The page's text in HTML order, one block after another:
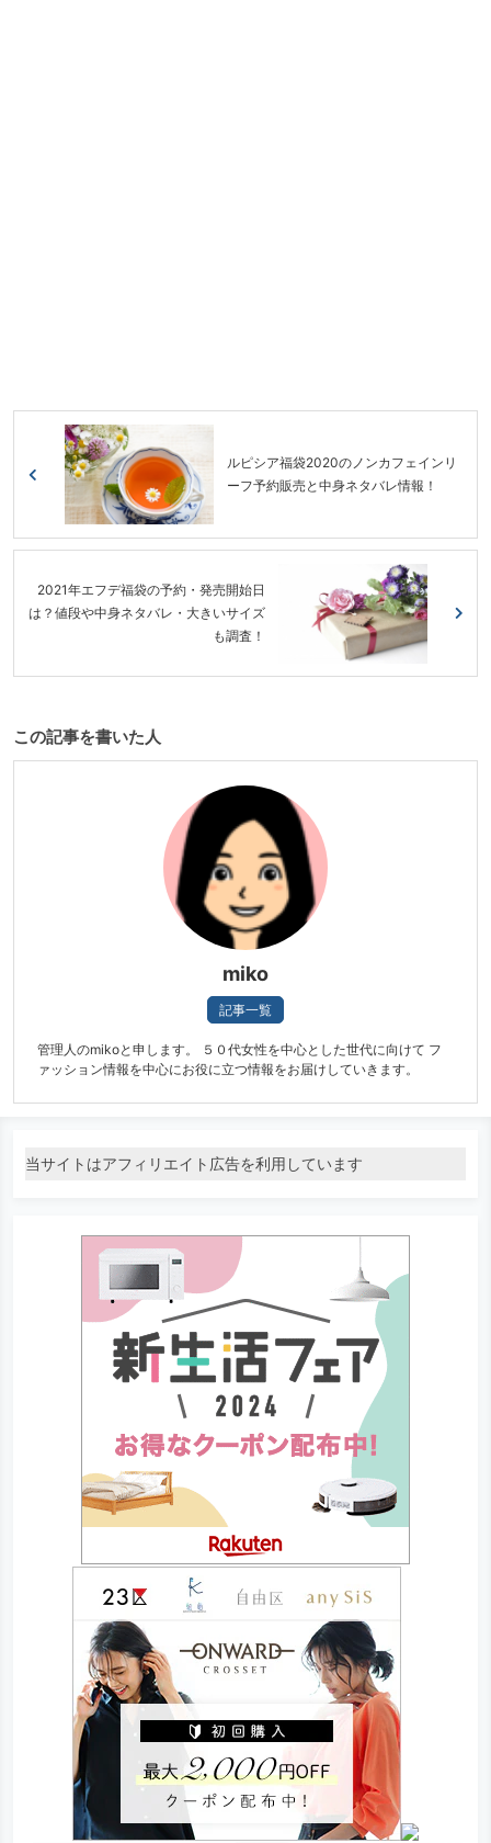
ルピシア福袋2020のノンカフェインリ
ーフ予約販売と中身ネタバレ情報！
2021年エフデ福袋の予約・発売開始日
は？値段や中身ネタバレ・大きいサイズ
も調査！
この記事を書いた人
miko
記事一覧
管理人のmikoと申します。 ５０代女性を中心とした世代に向けて フ
ァッション情報を中心にお役に立つ情報をお届けしていきます。
当サイトはアフィリエイト広告を利用しています